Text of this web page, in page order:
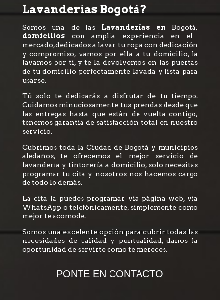
Lavanderías Bogotá?
Somos una de las Lavanderías en Bogotá,
domicilioscon amplia experiencia en el
mercado, dedicados a lavar tu ropa con dedicación
y compromiso, vamos por ella a tu domicilio, la
lavamos por ti, y te la devolvemos en las puertas
de tu domicilio perfectamente lavada y lista para
usarse.
Tú solo te dedicarás a disfrutar de tu tiempo.
Cuidamos minuciosamente tus prendas desde que
las entregas hasta que están de vuelta contigo,
tenemos garantía de satisfacción total en nuestro
servicio.
Cubrimos toda la Ciudad de Bogotá y municipios
aledaños, te ofrecemos el mejor servicio de
lavandería y tintorería a domicilio, solo necesitas
programar tu cita y nosotros nos hacemos cargo
de todo lo demás.
La cita la puedes programar vía página web, vía
WhatsApp o telefónicamente, simplemente como
mejor te acomode.
Somos una excelente opción para cubrir todas las
necesidades de calidad y puntualidad, danos la
oportunidad de servirte como te mereces.
PONTE EN CONTACTO